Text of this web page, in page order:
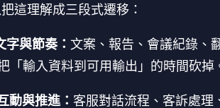
這理解成三段式遷移：
字與節奏： 文案、報告、會議紀錄、
「輸入資料到可用輸出」的時間砍掉
動與推進： 客服對話流程、客訴處理